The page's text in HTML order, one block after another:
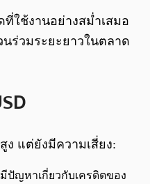
ที่ใช้งานอย่างสม่ำเสมอ
นร่วมระยะยาวในตลาด
ง แต่ยังมีความเสี่ยง:
ปัญหาเกี่ยวกับเครดิตของ